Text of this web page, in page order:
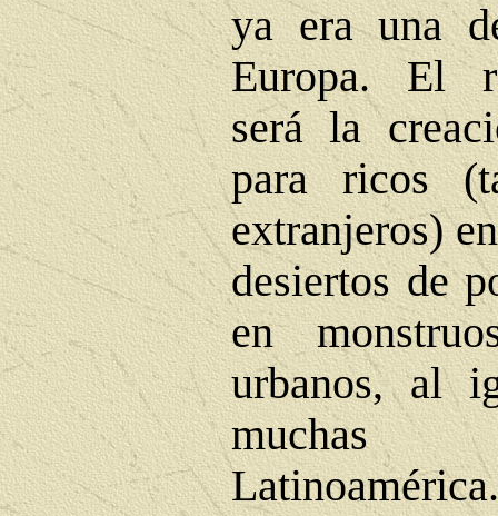
ya era una
Europa. El
será la
para ricos
extranjeros)
desiertos de
en
urbanos, al
muchas
Latinoamérica.